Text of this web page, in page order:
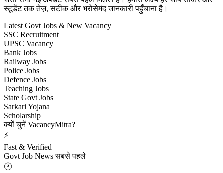
स्टूडेंट तक तेज़, सटीक और भरोसेमंद जानकारी पहुँचाना है।
Latest Govt Jobs & New Vacancy
SSC Recruitment
UPSC Vacancy
Bank Jobs
Railway Jobs
Police Jobs
Defence Jobs
Teaching Jobs
State Govt Jobs
Sarkari Yojana
Scholarship
क्यों चुनें VacancyMitra?
⚡
Fast & Verified
Govt Job News सबसे पहले
🕐